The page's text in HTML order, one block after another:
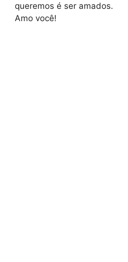
queremos é ser amados.
Amo você!